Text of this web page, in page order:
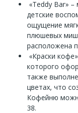
«Teddy Bar» –
детские
ощущение
плюшевых
расположена
«Краски
которого
также
цветах, что
Кофейню
38.